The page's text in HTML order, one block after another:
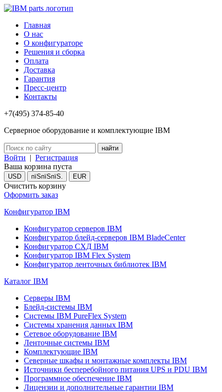
Главная
О нас
О конфигураторе
Решения и сборка
Оплата
Доставка
Гарантия
Пресс-центр
Контакты
+7(495) 374-85-40
Серверное оборудование и комплектующие IBM
Войти | Регистрация
Ваша корзина пуста
USD пїЅпїЅпїЅ. EUR
Очистить корзину
Оформить заказ
Конфигуратор IBM
Конфигуратор серверов IBM
Конфигуратор блейд-серверов IBM BladeCenter
Конфигуратор СХД IBM
Конфигуратор IBM Flex System
Конфигуратор ленточных библиотек IBM
Каталог IBM
Серверы IBM
Блейд-системы IBM
Системы IBM PureFlex System
Системы хранения данных IBM
Сетевое оборудование IBM
Ленточные системы IBM
Комплектующие IBM
Северные шкафы и монтажные комплекты IBM
Источники бесперебойного питания UPS и PDU IBM
Программное обеспечение IBM
Лицензии и дополнительные гарантии IBM